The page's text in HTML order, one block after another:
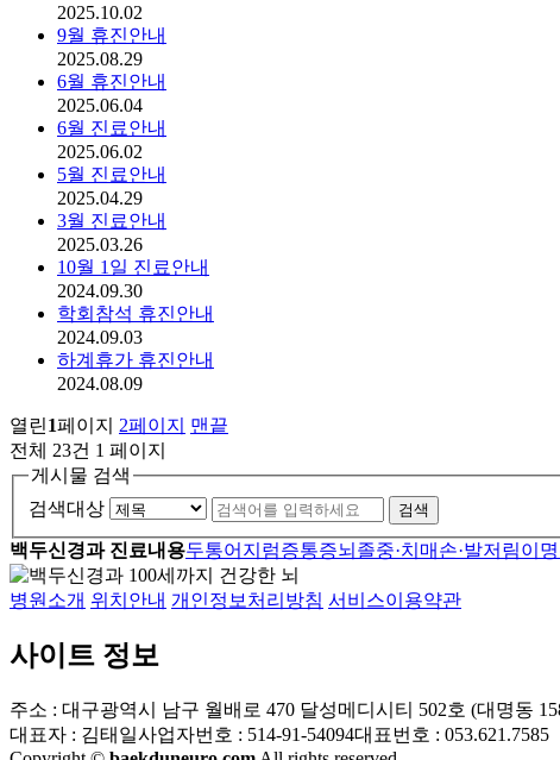
2025.10.02
9월 휴진안내
2025.08.29
6월 휴진안내
2025.06.04
6월 진료안내
2025.06.02
5월 진료안내
2025.04.29
3월 진료안내
2025.03.26
10월 1일 진료안내
2024.09.30
학회참석 휴진안내
2024.09.03
하계휴가 휴진안내
2024.08.09
열린1페이지 2페이지
맨끝
전체 23건 1 페이지
게시물 검색
검색대상
검색
백두신경과 진료내용두통어지럼증통증뇌졸중·치매 손·발저림이명
병원소개 위치안내 개인정보처리방침 서비스이용약관
사이트 정보
주소 : 대구광역시 남구 월배로 470 달성메디시티 502호 (대명동
대표자 : 김태일사업자번호 : 514-91-54094대표번호 : 053.621.7585